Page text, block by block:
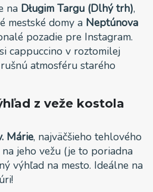
na Długim Targu (Dlhý trh),
mestské domy a Neptúnova
pozadie pre Instagram.
cappuccino v roztomilej
atmosféru starého
z veže kostola
Márie, najväčšieho tehlového
jeho vežu (je to poriadna
výhľad na mesto. Ideálne na